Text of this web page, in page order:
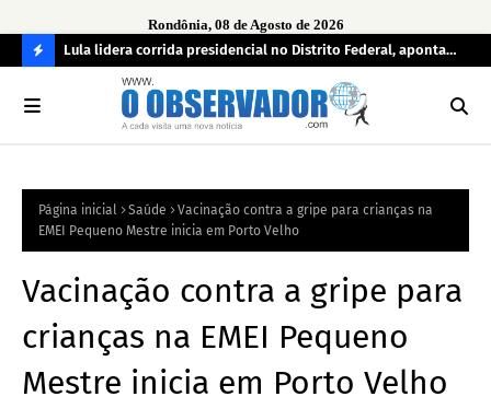
Rondônia, 08 de Agosto de 2026
O
R
Lula lidera corrida presidencial no Distrito Federal, aponta
pesquisa; Flávio Bolsonaro aparece em segundo
Página inicial Saúde
Vacinação contra a gripe para crianças na
EMEI Pequeno Mestre inicia em Porto Velho
Vacinação contra a gripe para
crianças na EMEI Pequeno
Mestre inicia em Porto Velho